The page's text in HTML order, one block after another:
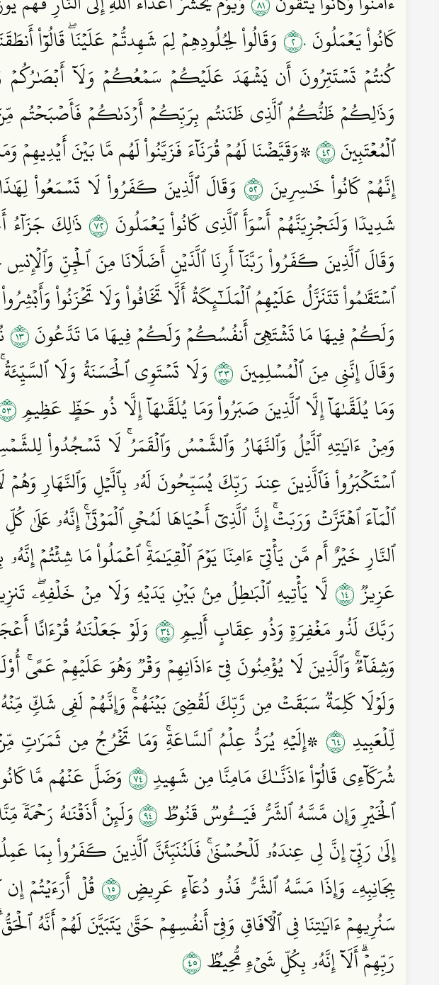
كَانُواْ يَعۡمَلُونَ٢٠ وَقَالُواْ لِجُلُودِهِمۡ لِمَ شَهِدتُّمۡ عَلَيۡنَاۖ قَالُوٓاْ
كُنتُمۡ تَسۡتَتِرُونَ أَن يَشۡهَدَ عَلَيۡكُمۡ سَمۡعُكُمۡ وَلَآ أَبۡصَٰرُكُمۡ
وَذَٰلِكُمۡ ظَنُّكُمُ ٱلَّذِي ظَنَنتُم بِرَبِّكُمۡ أَرۡدَىٰكُمۡ فَأَصۡبَحۡتُم
ٱلۡمُعۡتَبِينَ٢٤۞وَقَيَّضۡنَا لَهُمۡ قُرَنَآءَ فَزَيَّنُواْ لَهُم مَّا بَيۡنَ
إِنَّهُمۡ كَانُواْ خَٰسِرِينَ ٢٥ وَقَالَ ٱلَّذِينَ كَفَرُواْ لَا تَسۡمَعُواْ
شَدِيدٗا وَلَنَجۡزِيَنَّهُمۡ أَسۡوَأَ ٱلَّذِي كَانُواْ يَعۡمَلُونَ ٢٧ ذَٰلِكَ جَزَآءُ
وَقَالَ ٱلَّذِينَ كَفَرُواْ رَبَّنَآ أَرِنَا ٱلَّذَيۡنِ أَضَلَّانَا مِنَ ٱلۡجِنِّ
ٱسۡتَقَٰمُواْ تَتَنَزَّلُ عَلَيۡهِمُ ٱلۡمَلَـٰٓئِكَةُ أَلَّا تَخَافُواْ وَلَا تَحۡزَنُواْ
وَلَكُمۡ فِيهَا مَا تَشۡتَهِيٓ أَنفُسُكُمۡ وَلَكُمۡ فِيهَا مَا تَدَّعُونَ٣١
وَقَالَ إِنَّنِي مِنَ ٱلۡمُسۡلِمِينَ ٣٣ وَلَا تَسۡتَوِي ٱلۡحَسَنَةُ وَلَا
وَمَا يُلَقَّىٰهَآ إِلَّا ٱلَّذِينَ صَبَرُواْ وَمَا يُلَقَّىٰهَآ إِلَّا ذُو حَظٍّ عَظِيمٖ
وَمِنۡ ءَايَٰتِهِ ٱلَّيۡلُ وَٱلنَّهَارُ وَٱلشَّمۡسُ وَٱلۡقَمَرُۚ لَا تَسۡجُدُواْ
ٱسۡتَكۡبَرُواْ فَٱلَّذِينَ عِندَ رَبِّكَ يُسَبِّحُونَ لَهُۥ بِٱلَّيۡلِ وَٱلنَّهَارِ
ٱلۡمَآءَ ٱهۡتَزَّتۡ وَرَبَتۡۚ إِنَّ ٱلَّذِيٓ أَحۡيَاهَا لَمُحۡيِ ٱلۡمَوۡتَىٰٓۚ إِنَّهُۥ عَلَىٰ
ٱلنَّارِ خَيۡرٌ أَم مَّن يَأۡتِيٓ ءَامِنٗا يَوۡمَ ٱلۡقِيَٰمَةِۚ ٱعۡمَلُواْ مَا شِئۡتُمۡ
عَزِيزٞ٤١ لَّا يَأۡتِيهِ ٱلۡبَٰطِلُ مِنۢ بَيۡنِ يَدَيۡهِ وَلَا مِنۡ خَلۡفِهِۦۖ
رَبَّكَ لَذُو مَغۡفِرَةٖ وَذُو عِقَابٍ أَلِيمٖ٤٣ وَلَوۡ جَعَلۡنَٰهُ قُرۡءَانًا
وَشِفَآءٞۚ وَٱلَّذِينَ لَا يُؤۡمِنُونَ فِيٓ ءَاذَانِهِمۡ وَقۡرٞ وَهُوَ عَلَيۡهِمۡ عَمًىۚ
وَلَوۡلَا كَلِمَةٞ سَبَقَتۡ مِن رَّبِّكَ لَقُضِيَ بَيۡنَهُمۡۚ وَإِنَّهُمۡ لَفِي شَكّٖ
لِّلۡعَبِيدِ ٤٦ ۞إِلَيۡهِ يُرَدُّ عِلۡمُ ٱلسَّاعَةِۚ وَمَا تَخۡرُجُ مِن ثَمَرَٰتٖ
شُرَكَآءِي قَالُوٓاْ ءَاذَنَّـٰكَ مَامِنَّا مِن شَهِيدٖ٤٧ وَضَلَّ عَنۡهُم مَّا
ٱلۡخَيۡرِ وَإِن مَّسَّهُ ٱلشَّرُّ فَيَــُٔوسٞ قَنُوطٞ٤٩وَلَئِنۡ أَذَقۡنَٰهُ رَحۡمَةٗ
إِلَىٰ رَبِّيٓ إِنَّ لِي عِندَهُۥ لَلۡحُسۡنَىٰۚ فَلَنُنَبِّئَنَّ ٱلَّذِينَ كَفَرُواْ بِمَا
بِجَانِبِهِۦ وَإِذَا مَسَّهُ ٱلشَّرُّ فَذُو دُعَآءٍ عَرِيضٖ ٥١ قُلۡ أَرَءَيۡتُمۡ
سَنُرِيهِمۡ ءَايَٰتِنَا فِي ٱلۡأٓفَاقِ وَفِيٓ أَنفُسِهِمۡ حَتَّىٰ يَتَبَيَّنَ لَهُمۡ
رَبِّهِمۡۗ أَلَآ إِنَّهُۥ بِكُلِّ شَيۡءٖ مُّحِيطُۢ٥٤